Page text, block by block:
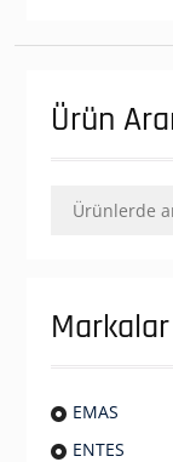
Ürün
Ara:
Markalar
EMAS
ENTES